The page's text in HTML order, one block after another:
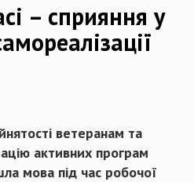
– сприяння у
ветеранам та
активних програм
мова під час робочої